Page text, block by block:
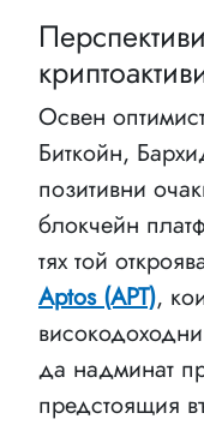
Освен
Биткойн,
позитивни
блокчейн
тях той
Aptos (APT),
да надминат
предстоящия